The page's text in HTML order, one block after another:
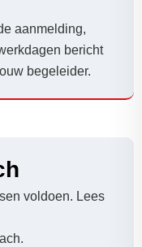
aanmelding,
bericht
begeleider.
voldoen. Lees